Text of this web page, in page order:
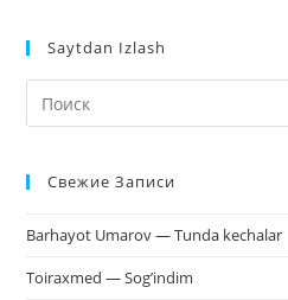
Saytdan Izlash
Свежие Записи
Barhayot Umarov — Tunda kechalar
Toiraxmed — Sog’indim